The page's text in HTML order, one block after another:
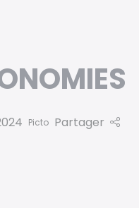
Picto Partager